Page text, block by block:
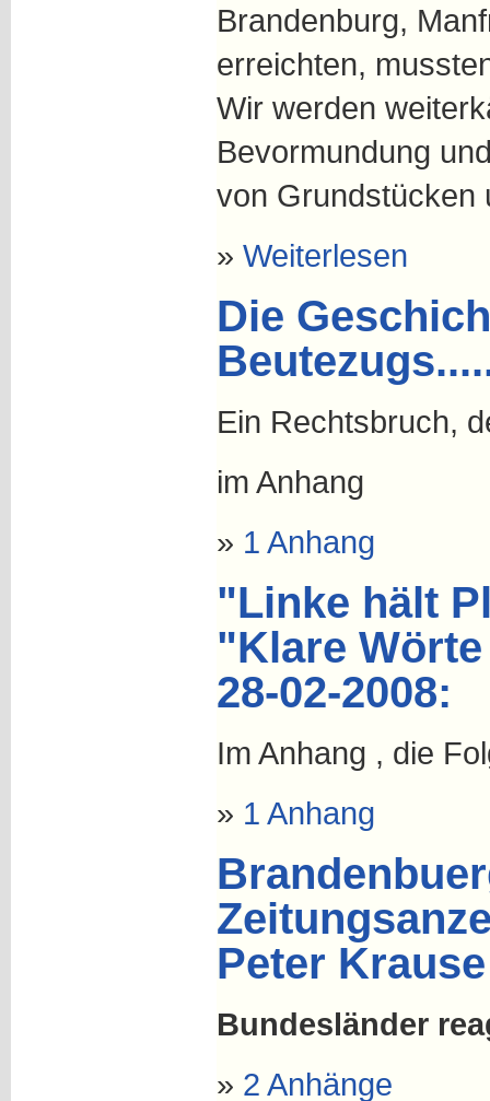
Brandenburg,
erreichten,
Wir werden
Bevormundung
von Grundstücken
» Weiterlesen
Die
Ein Rechtsbruch,
im Anhang
» 1 Anhang
"Linke hält
"Klare
28-02-2008:
Im Anhang , die
» 1 Anhang
Peter Krause
Bundesländer
» 2 Anhänge